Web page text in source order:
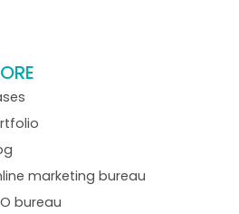
marketing bureau
bureau